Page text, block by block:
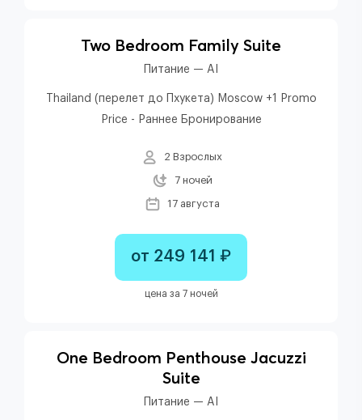
Two Bedroom Family Suite
Питание — AI
Thailand (перелет до Пхукета) Moscow +1 Promo
Price - Раннее Бронирование
2 Взрослых
7 ночей
17 августа
от 249 141 ₽
цена за 7 ночей
One Bedroom Penthouse Jacuzzi
Suite
Питание — AI